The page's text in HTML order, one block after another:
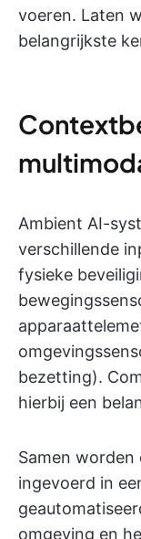
voeren. Laten
belangrijkste
Ambient AI-
verschillende
fysieke
bezetting).
hierbij een
Samen worden
ingevoerd in
omgeving en